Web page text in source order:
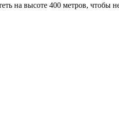
на высоте 400 метров, чтобы